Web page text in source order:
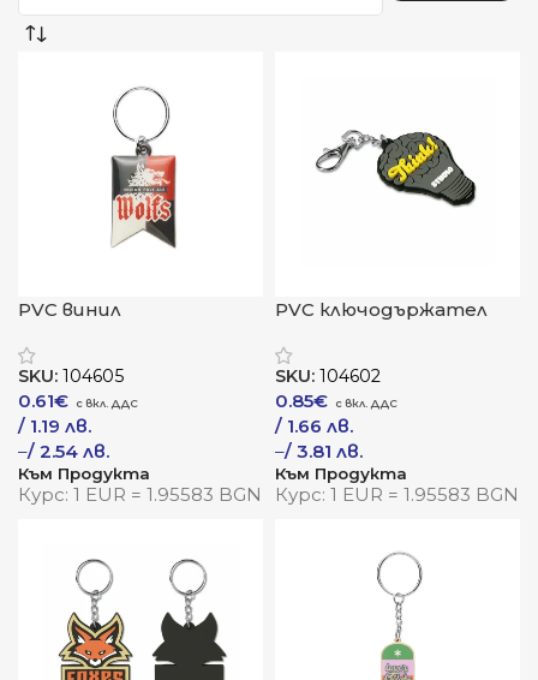
PVC винил
SKU: 104605
0.61€
/ 1.19 лв.
–/ 2.54 лв.
Към Продукта
Курс: 1 EUR = 1.95583 BGN
PVC ключодържател
SKU: 104602
0.85€
/ 1.66 лв.
–/ 3.81 лв.
Към Продукта
Курс: 1 EUR = 1.95583 BGN